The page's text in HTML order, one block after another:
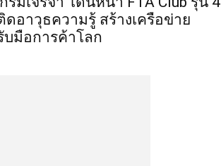
ดอาวุธความรู้ สร้างเครือข่าย
บมือการค้าโลก